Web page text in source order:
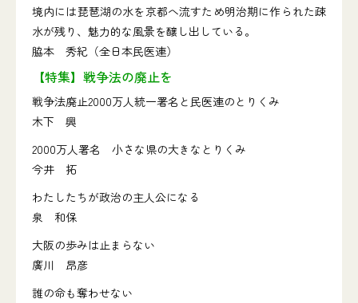
境内には琵琶湖の水を京都へ流すため明治期に作られた疎
水が残り、魅力的な風景を醸し出している。
脇本 秀紀（全日本民医連）
【特集】戦争法の廃止を
戦争法廃止2000万人統一署名と民医連のとりくみ
木下 興
2000万人署名 小さな県の大きなとりくみ
今井 拓
わたしたちが政治の主人公になる
泉 和保
大阪の歩みは止まらない
廣川 昂彦
誰の命も奪わせない